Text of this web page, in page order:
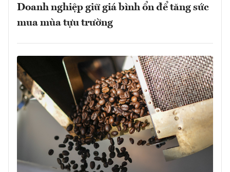
Doanh nghiệp giữ giá bình ổn để tăng sức
mua mùa tựu trường